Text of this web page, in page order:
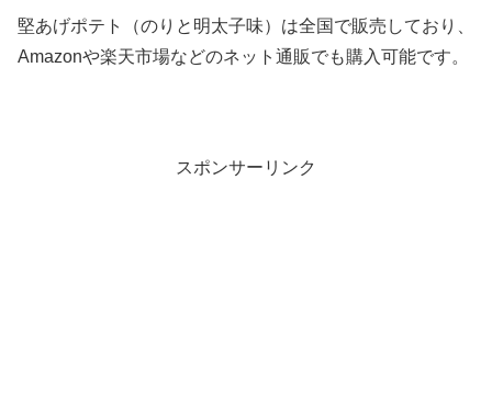
堅あげポテト（のりと明太子味）は全国で販売しており、
Amazonや楽天市場などのネット通販でも購入可能です。
スポンサーリンク